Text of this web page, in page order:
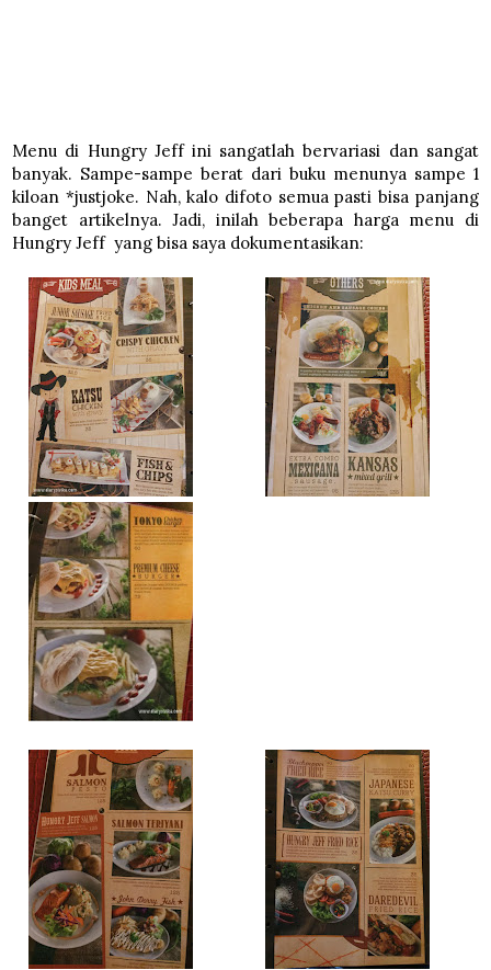
Menu di Hungry Jeff ini sangatlah bervariasi dan sangat
banyak. Sampe-sampe berat dari buku menunya sampe 1
kiloan *justjoke. Nah, kalo difoto semua pasti bisa panjang
banget artikelnya. Jadi, inilah beberapa harga menu di
Hungry Jeff yang bisa saya dokumentasikan: